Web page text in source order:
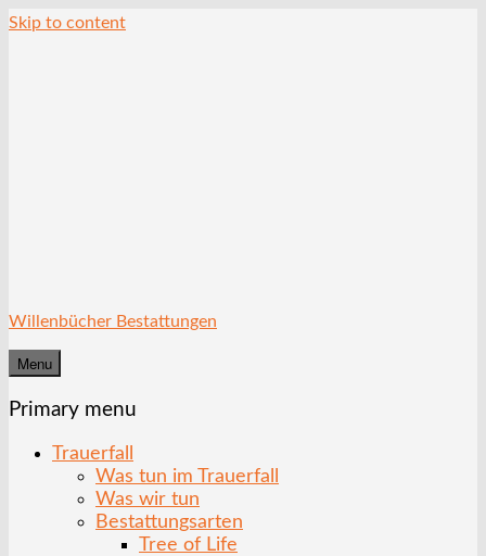
Skip to content
Willenbücher Bestattungen
Menu
Primary menu
Trauerfall
Was tun im Trauerfall
Was wir tun
Bestattungsarten
Tree of Life